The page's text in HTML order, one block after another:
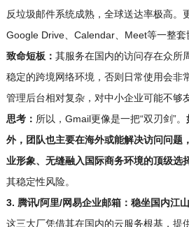
反垃圾邮件系统成熟，全球送达率极高。
Google Drive、Calendar、Meet等一整套
致命短板： 其服务在国内的访问存在众所
稳定的跨境网络环境，否则日常使用会非
管理后台相对复杂，对中小企业可能不够
思考： 所以，Gmail更像是一把“双刃剑”。
外，团队也主要在海外或能解决访问问题
业形象、无缝融入国际商务环境的顶级选择
其稳定性风险。
3. 腾讯/阿里/网易企业邮箱：稳坐国内江
这三大厂凭借其在国内的云服务根基，提